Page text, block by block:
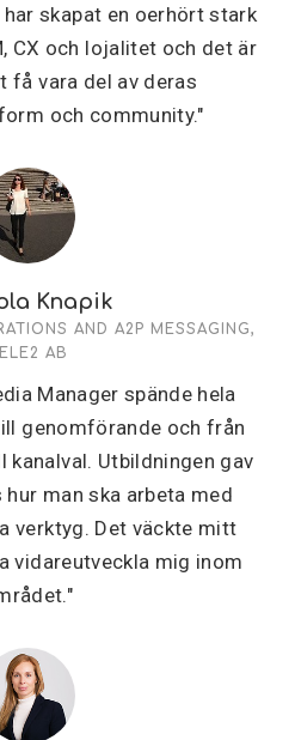
skapat en oerhört stark
CX och lojalitet och det är
få vara del av deras
och community."
Knapik
AND A2P MESSAGING,
AB
Manager spände hela
genomförande och från
kanalval. Utbildningen gav
man ska arbeta med
verktyg. Det väckte mitt
vidareutveckla mig inom